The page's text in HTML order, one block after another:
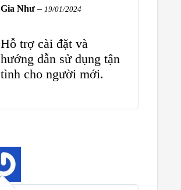
Gia Như – 19/01/2024
Hỗ trợ cài đặt và
hướng dẫn sử dụng tận
tình cho người mới.